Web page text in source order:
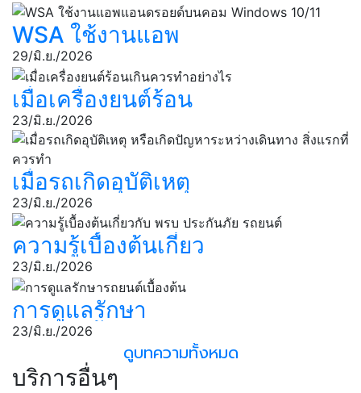
WSA ใช้งานแอพ
แอนดรอยด์บนคอม
Windows 10/11
29/มิ.ย./2026
เมื่อเครื่องยนต์ร้อน
เกินควรทำอย่างไร
23/มิ.ย./2026
เมื่อรถเกิดอุบัติเหตุ
หรือเกิดปัญหา
ระหว่างเดินทาง สิ่ง
แรกที่ควรทํา
23/มิ.ย./2026
ความรู้เบื้องต้นเกี่ยว
กับ พรบ ประกันภัย
รถยนต์
23/มิ.ย./2026
การดูแลรักษา
รถยนต์เบื้องต้น
23/มิ.ย./2026
ดูบทความทั้งหมด
บริการอื่นๆ